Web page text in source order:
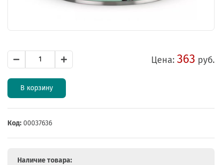
Цена: 363 руб.
В корзину
Код: 00037636
Наличие товара: